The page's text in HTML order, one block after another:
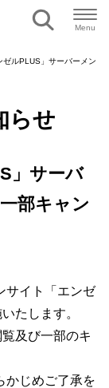
Menu
ゼルPLUS」サーバーメン
らせ
」サーバ
部キャン
サイト「エンゼ
たします。
及び一部のキ
かじめご了承を